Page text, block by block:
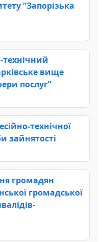
“Запорізька
вище
послуг”
технічної
зайнятості
громадян
громадської